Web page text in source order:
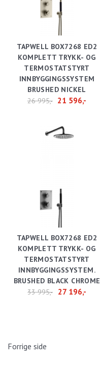
TAPWELL BOX7268 ED2
KOMPLETT TRYKK- OG
TERMOSTATSTYRT
INNBYGGINGSSYSTEM
BRUSHED NICKEL
26 995,- 21 596,-
TAPWELL BOX7268 ED2
KOMPLETT TRYKK- OG
TERMOSTATSTYRT
INNBYGGINGSSYSTEM.
BRUSHED BLACK CHROME
33 995,-
27 196,-
Forrige side